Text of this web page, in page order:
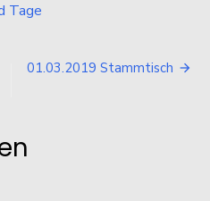
Tage
01.03.2019 Stammtisch